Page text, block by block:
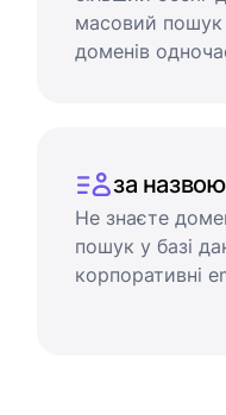
масовий
доменів
за
Не знаєте
пошук у базі
корпоративні